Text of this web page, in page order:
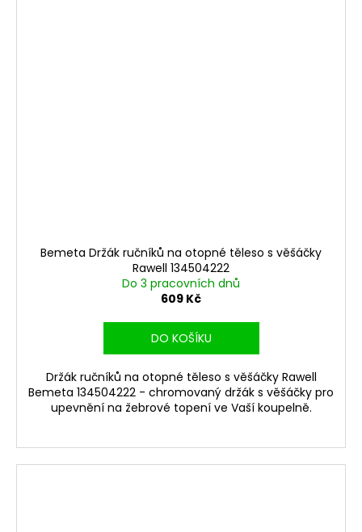
Bemeta Držák ručníků na otopné těleso s věšáčky
Rawell 134504222
Do 3 pracovních dnů
609 Kč
DO KOŠÍKU
Držák ručníků na otopné těleso s věšáčky Rawell
Bemeta 134504222 - chromovaný držák s věšáčky pro
upevnění na žebrové topení ve Vaší koupelně.